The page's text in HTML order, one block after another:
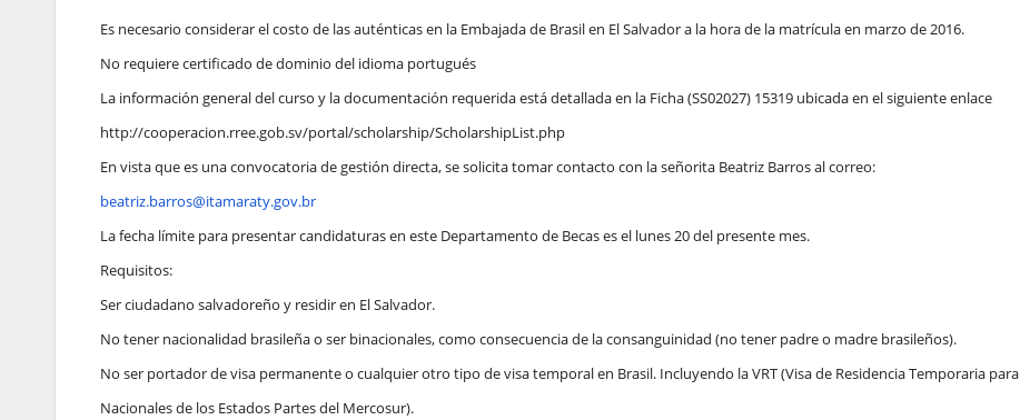
Es necesario considerar el costo de las auténticas en la Embajada de Brasil en El Salvador a la hora de la matrícula en marzo de 2016.
No requiere certificado de dominio del idioma portugués
La información general del curso y la documentación requerida está detallada en la Ficha (SS02027) 15319 ubicada en el siguiente enlace
http://cooperacion.rree.gob.sv/portal/scholarship/ScholarshipList.php
En vista que es una convocatoria de gestión directa, se solicita tomar contacto con la señorita Beatriz Barros al correo:
beatriz.barros@itamaraty.gov.br
La fecha límite para presentar candidaturas en este Departamento de Becas es el lunes 20 del presente mes.
Requisitos:
Ser ciudadano salvadoreño y residir en El Salvador.
No tener nacionalidad brasileña o ser binacionales, como consecuencia de la consanguinidad (no tener padre o madre brasileños).
No ser portador de visa permanente o cualquier otro tipo de visa temporal en Brasil. Incluyendo la VRT (Visa de Residencia Temporaria para
Nacionales de los Estados Partes del Mercosur).